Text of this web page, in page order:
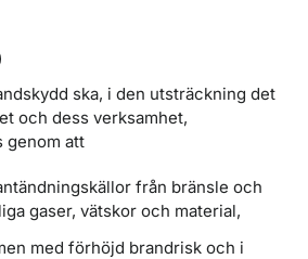
ska, i den utsträckning det
och dess verksamhet,
genom att
från bränsle och
gaser, vätskor och material,
med förhöjd brandrisk och i